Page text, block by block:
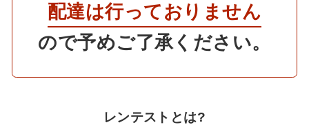
カスタマーサポート
配達は行っておりません
ので予めご了承ください。
レンテストとは?